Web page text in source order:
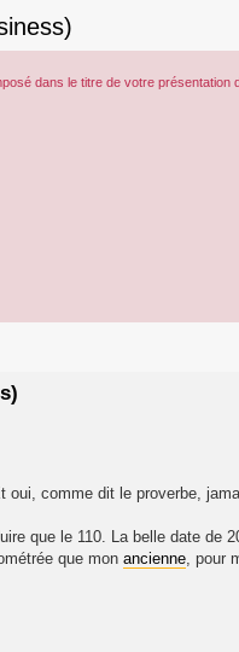
dans le titre de votre présentation
comme dit le proverbe,
que le 110. La belle date de
que monancienne , pour